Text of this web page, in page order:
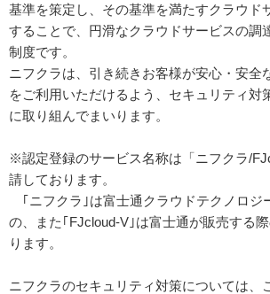
基準を策定し、その基準を満たすクラウド
することで、円滑なクラウドサービスの調
制度です。
ニフクラは、引き続きお客様が安心・安全
をご利用いただけるよう、セキュリティ対
に取り組んでまいります。
※認定登録のサービス名称は「ニフクラ/
請しております。
｢ニフクラ｣は富士通クラウドテクノロジ
の、また｢FJcloud-V｣は富士通が販売する
ります。
ニフクラのセキュリティ対策については、